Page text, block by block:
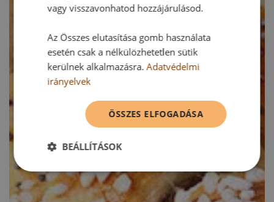
vagy visszavonhatod hozzájárulásod.
Az Összes elutasítása gomb használata
esetén csak a nélkülözhetetlen sütik
kerülnek alkalmazásra.Adatvédelmi
irányelvek
ÖSSZES ELFOGADÁSA
BEÁLLÍTÁSOK